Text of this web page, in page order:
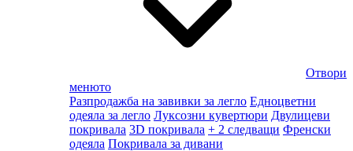
Отвори
менюто
Разпродажба на завивки за легло Едноцветни
одеяла за легло Луксозни кувертюри Двулицеви
покривала 3D покривала + 2 следващи Френски
одеяла Покривала за дивани